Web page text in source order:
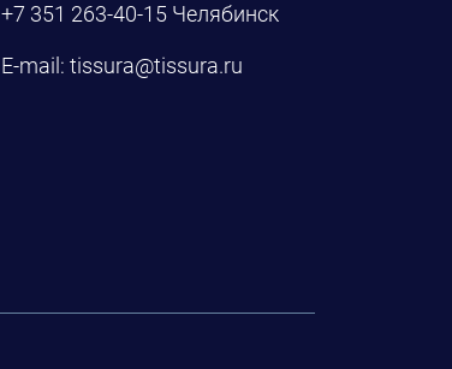
+7 351 263-40-15 Челябинск
E-mail: tissura@tissura.ru